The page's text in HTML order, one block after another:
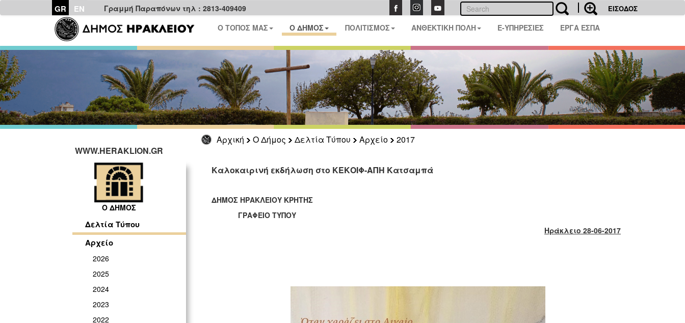
GR EN Γραμμή Παραπόνων τηλ : 2813-409409 ΕΙΣΟΔΟΣ
Ο ΤΟΠΟΣ ΜΑΣ Ο ΔΗΜΟΣ ΠΟΛΙΤΙΣΜΟΣ ΑΝΘΕΚΤΙΚΗ ΠΟΛΗ E-ΥΠΗΡΕΣΙΕΣ ΕΡΓΑ ΕΣΠΑ
Αρχική Ο Δήμος Δελτία Τύπου Αρχείο
2017
WWW.HERAKLION.GR
Ο ΔΗΜΟΣ
Δελτία Τύπου
Αρχείο
2026
2025
2024
2023
2022
Καλοκαιρινή εκδήλωση στο ΚΕΚΟΙΦ-ΑΠΗ Κατσαμπά
ΔΗΜΟΣ ΗΡΑΚΛΕΙΟΥ ΚΡΗΤΗΣ
ΓΡΑΦΕΙΟ ΤΥΠΟΥ
Ηράκλειο 28-06-2017